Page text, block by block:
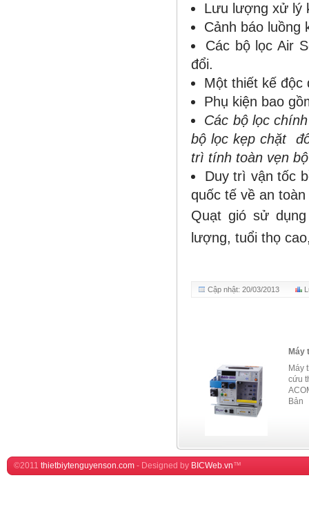
Lưu lượng xử lý
Cảnh báo luồng
Các bộ lọc Air
đổi.
Một thiết kế độc
Phụ kiện bao
Các bộ lọc
bộ lọc kẹp chặt
trì tính toàn vẹn
Duy trì vận tốc
quốc tế về an
Quạt gió sử
lượng, tuổi thọ
Cập nhật: 20/03/2013
Máy
Máy
cứu
Bản
©2011 thietbiytenguyenson.com - Designed by BICWeb.vn™